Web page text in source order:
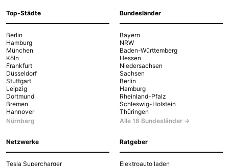
Top-Städte
Berlin
Hamburg
München
Köln
Frankfurt
Düsseldorf
Stuttgart
Leipzig
Dortmund
Bremen
Hannover
Nürnberg
Bundesländer
Bayern
NRW
Baden-Württemberg
Hessen
Niedersachsen
Sachsen
Berlin
Hamburg
Rheinland-Pfalz
Schleswig-Holstein
Thüringen
Alle 16 Bundesländer →
Netzwerke
Tesla Supercharger
Ratgeber
Elektroauto laden